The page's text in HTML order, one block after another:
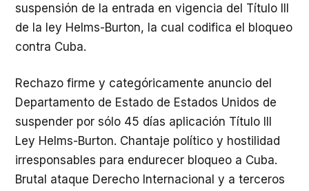
suspensión de la entrada en vigencia del Título III
de la ley Helms-Burton, la cual codifica el bloqueo
contra Cuba.
Rechazo firme y categóricamente anuncio del
Departamento de Estado de Estados Unidos de
suspender por sólo 45 días aplicación Título III
Ley Helms-Burton. Chantaje político y hostilidad
irresponsables para endurecer bloqueo a Cuba.
Brutal ataque Derecho Internacional y a terceros